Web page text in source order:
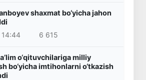
shaxmat bo‘yicha jahon
6 615
o‘qituvchilariga milliy
bo‘yicha imtihonlarni o‘tkazish